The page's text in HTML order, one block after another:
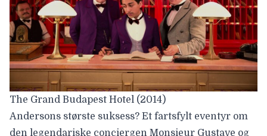
The Grand Budapest Hotel (2014)
Andersons største suksess? Et fartsfylt eventyr om
den legendariske conciergen Monsieur Gustave og